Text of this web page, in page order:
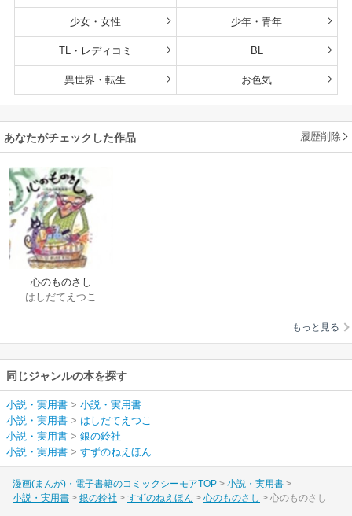
少女・女性 少年・青年
TL・レディコミ BL
異世界・転生 お色気
あなたがチェックした作品 履歴削除
心のものさし
はしだてえつこ
もっと見る
同じジャンルの本を探す
小説・実用書 > 小説・実用書
小説・実用書 > はしだてえつこ
小説・実用書 > 銀の鈴社
小説・実用書 > すずのねえほん
漫画(まんが)・電子書籍のコミックシーモアTOP
小説・実用書
小説・実用書
銀の鈴社 すずのねえほん 心のものさし 心のものさし